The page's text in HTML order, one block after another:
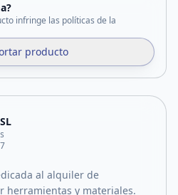
infringe las políticas de la
producto
al alquiler de
herramientas y materiales.